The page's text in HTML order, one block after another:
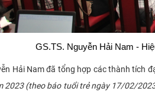
GS.TS. Nguyễn Hải Nam -
Hải Nam đã tổng hợp các thành
2023 (theo báo tuổi trẻ ngày 17/02/